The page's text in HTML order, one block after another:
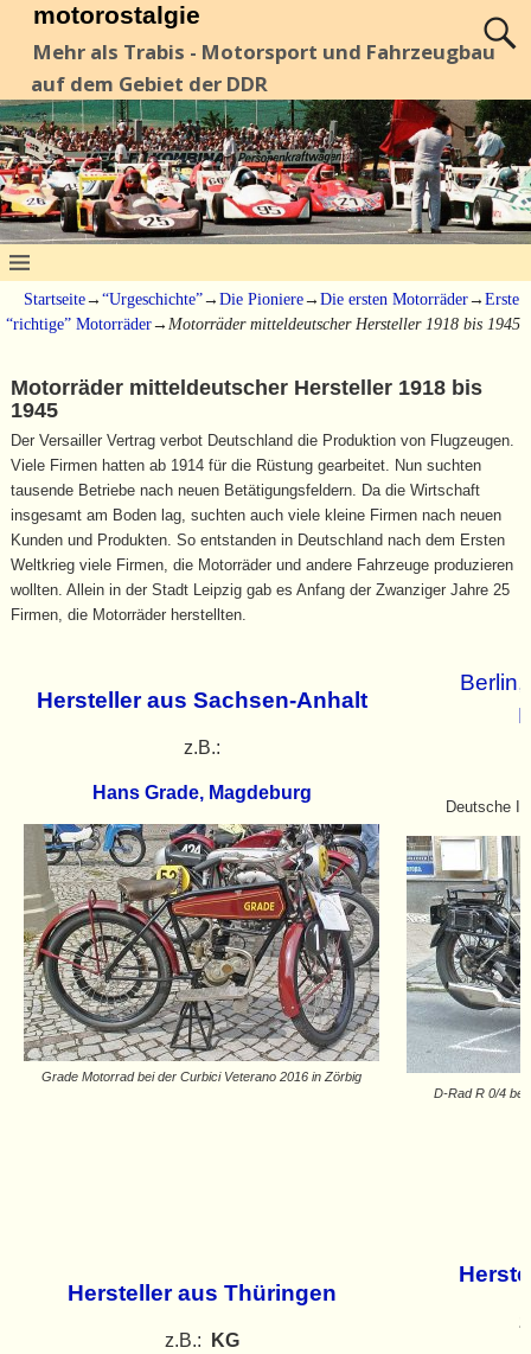
motorostalgie
Mehr als Trabis - Motorsport und Fahrzeugbau
auf dem Gebiet der DDR
Startseite→ “Urgeschichte”→ Die Pioniere→ Die ersten Motorräder→ Erste
“richtige” Motorräder→ Motorräder mitteldeutscher Hersteller 1918 bis 1945
Motorräder mitteldeutscher Hersteller 1918 bis
1945
Der Versailler Vertrag verbot Deutschland die Produktion von Flugzeugen.
Viele Firmen hatten ab 1914 für die Rüstung gearbeitet. Nun suchten
tausende Betriebe nach neuen Betätigungsfeldern. Da die Wirtschaft
insgesamt am Boden lag, suchten auch viele kleine Firmen nach neuen
Kunden und Produkten. So entstanden in Deutschland nach dem Ersten
Weltkrieg viele Firmen, die Motorräder und andere Fahrzeuge produzieren
wollten. Allein in der Stadt Leipzig gab es Anfang der Zwanziger Jahre 25
Firmen, die Motorräder herstellten.
Hersteller aus Sachsen-Anhalt
z.B.:
Hans Grade, Magdeburg
Grade Motorrad bei der Curbici Veterano 2016 in Zörbig
Deutsche
D-Rad R 0/4 bei
Hersteller aus Thüringen
z.B.: KG